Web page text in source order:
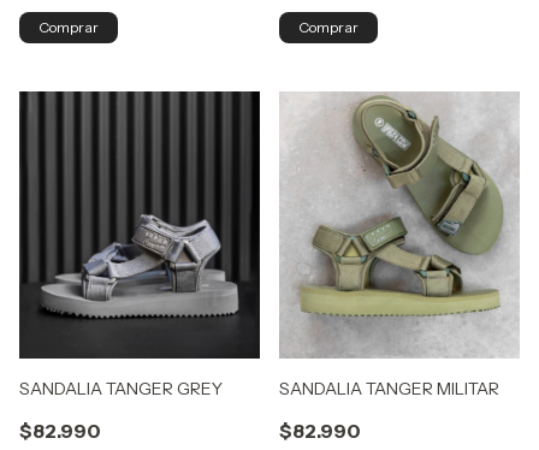
Comprar Comprar
SANDALIA TANGER GREY
$82.990
SANDALIA TANGER MILITAR
$82.990